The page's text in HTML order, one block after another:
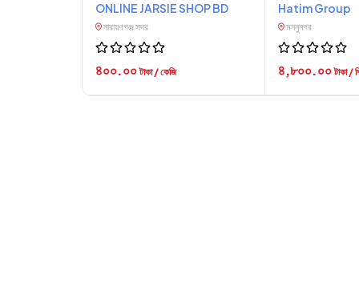
ONLINE JARSIE SHOP BD
নারায়ণগঞ্জ সদর
৪০০.০০টাকা / কেজি
Hatim Group
মননুনগর
৪,৮০০.০০টাকা /